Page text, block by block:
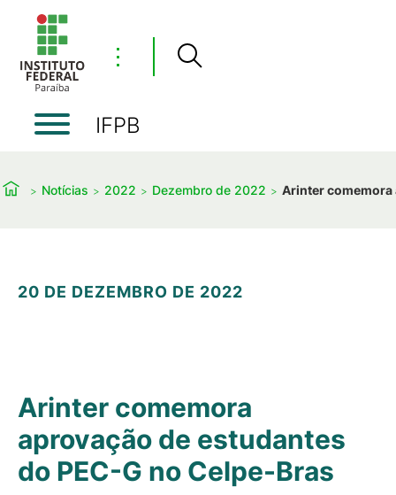
⋮
IFPB
Notícias 2022 Dezembro de 2022 Arinter comemora
20 DE DEZEMBRO DE 2022
Arinter comemora
aprovação de estudantes
do PEC-G no Celpe-Bras